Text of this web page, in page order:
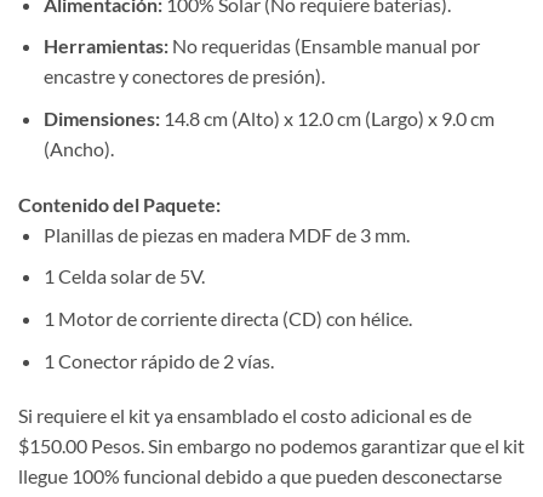
Herramientas:No requeridas (Ensamble manual por
encastre y conectores de presión).
Dimensiones:14.8 cm (Alto) x 12.0 cm (Largo) x 9.0 cm
(Ancho).
Contenido del Paquete:
Planillas de piezas en madera MDF de 3 mm.
1 Celda solar de 5V.
1 Motor de corriente directa (CD) con hélice.
1 Conector rápido de 2 vías.
Si requiere el kit ya ensamblado el costo adicional es de
$150.00 Pesos. Sin embargo no podemos garantizar que el kit
llegue 100% funcional debido a que pueden desconectarse